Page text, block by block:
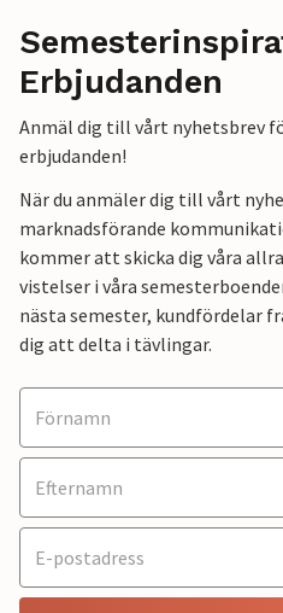
Erbjudanden
Anmäl dig till vårt nyhetsbrev
erbjudanden!
När du anmäler dig till vårt
marknadsförande
kommer att skicka dig våra
vistelser i våra
nästa semester, kundfördelar
dig att delta i tävlingar.